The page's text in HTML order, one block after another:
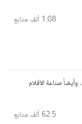
1.08 ألف متابع
وأيضاً صناعة الأفلام
62.5 ألف متابع